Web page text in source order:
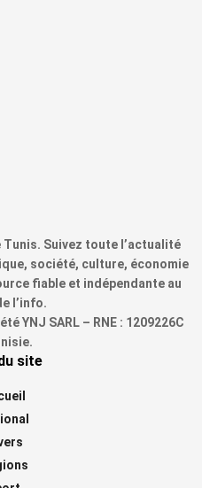
Suivez toute l’actualité
société, culture, économie
fiable et indépendante au
l’info.
YNJ SARL – RNE : 1209226C
site